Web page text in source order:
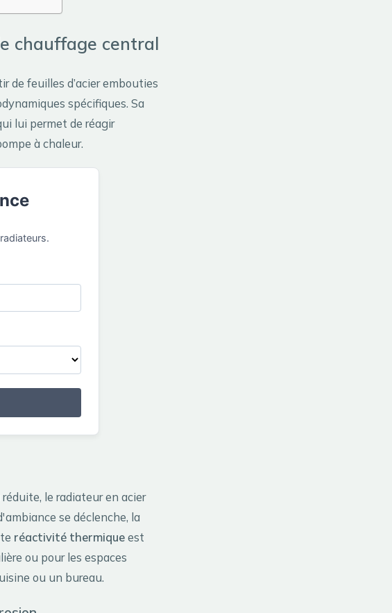
chauffage central
de feuilles d’acier embouties
spécifiques. Sa
lui permet de réagir
à chaleur.
le radiateur en acier
se déclenche, la
réactivité thermiqueest
ou pour les espaces
ou un bureau.